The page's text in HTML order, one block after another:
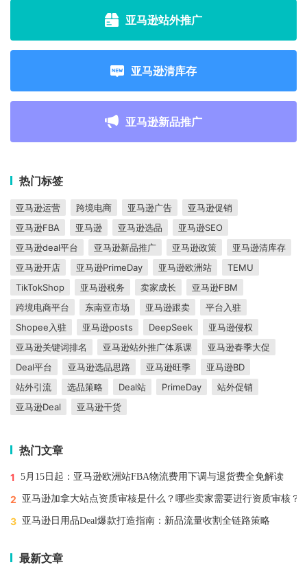
亚马逊站外推广
亚马逊清库存
亚马逊新品推广
热门标签
亚马逊运营 跨境电商 亚马逊广告
亚马逊促销
亚马逊FBA
亚马逊 亚马逊选品
亚马逊SEO
亚马逊deal平台
亚马逊新品推广 亚马逊政策
亚马逊清库存
亚马逊开店
亚马逊PrimeDay 亚马逊欧洲站
TEMU
TikTokShop
亚马逊税务 卖家成长
亚马逊FBM
跨境电商平台
东南亚市场 亚马逊跟卖
平台入驻
Shopee入驻
亚马逊posts DeepSeek
亚马逊侵权
亚马逊关键词排名
亚马逊站外推广体系课
亚马逊春季大促
Deal平台
亚马逊选品思路 亚马逊旺季
亚马逊BD
站外引流
选品策略 Deal站 PrimeDay
站外促销
亚马逊Deal
亚马逊干货
热门文章
1 5月15日起：亚马逊欧洲站FBA物流费用下调与退货费全免解读
2 亚马逊加拿大站点资质审核是什么？哪些卖家需要进行资质审核？
3 亚马逊日用品Deal爆款打造指南：新品流量收割全链路策略
最新文章